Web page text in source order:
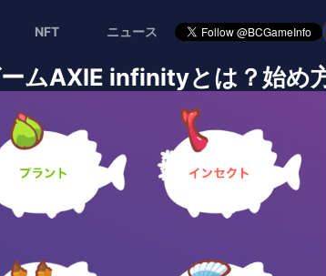
NFT ニュース
ムAXIE infinityとは？始め